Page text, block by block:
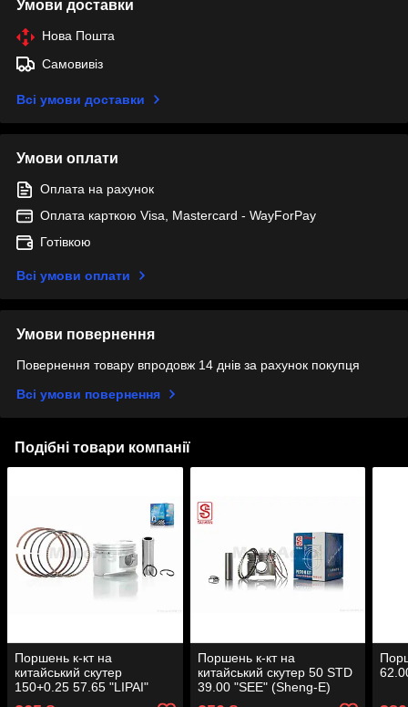
Умови доставки
Нова Пошта
Самовивіз
Всі умови доставки
Умови оплати
Оплата на рахунок
Оплата карткою Visa, Mastercard - WayForPay
Готівкою
Всі умови оплати
Умови повернення
Повернення товару впродовж 14 днів за рахунок покупця
Всі умови повернення
Подібні товари компанії
Поршень к-кт на
китайський скутер
150+0.25 57.65 "LIPAI"
(клас A)
Поршень к-кт на
китайський скутер 50 STD
39.00 "SEE" (Sheng-E)
Тайвань